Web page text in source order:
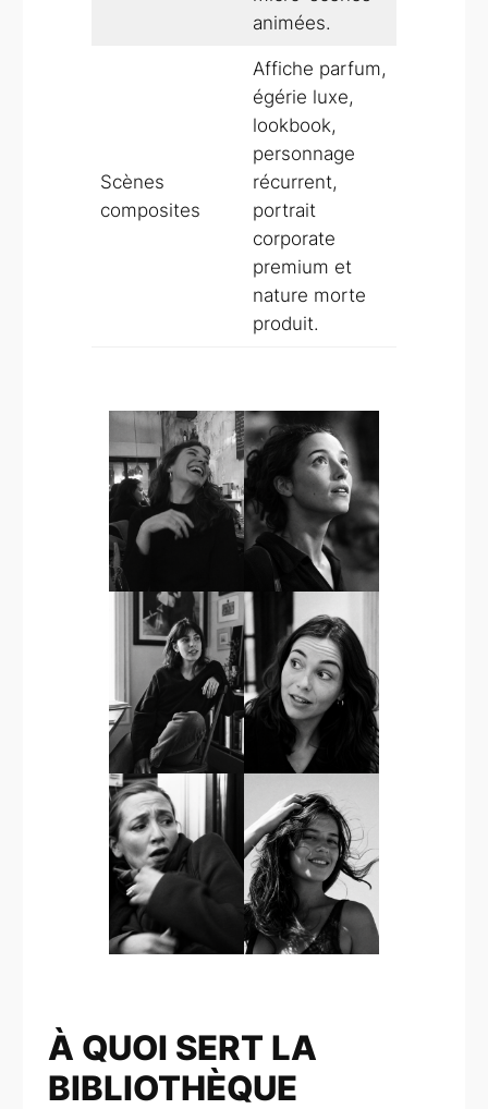
animées.
Scènes
composites
Affiche parfum,
égérie luxe,
lookbook,
personnage
récurrent,
portrait
corporate
premium et
nature morte
produit.
À QUOI SERT LA
BIBLIOTHÈQUE